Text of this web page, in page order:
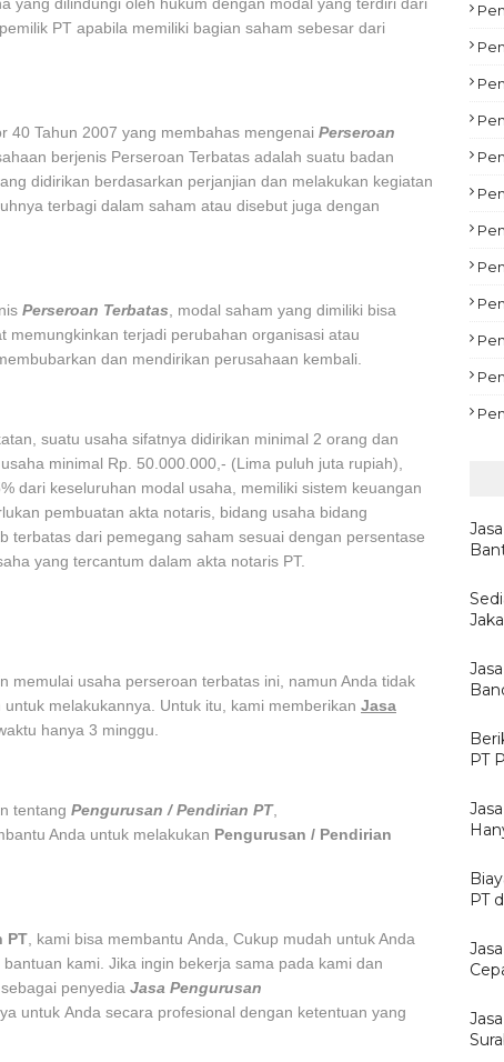
PT apabila memiliki bagian saham sebesar dari
40 Tahun 2007 yang membahas mengenai Perseroan
berjenis Perseroan Terbatas adalah suatu badan
didirikan berdasarkan perjanjian dan melakukan kegiatan
terbagi dalam saham atau disebut juga dengan
Perseroan Terbatas , modal saham yang dimiliki bisa
memungkinkan terjadi perubahan organisasi atau
dan mendirikan perusahaan kembali.
suatu usaha sifatnya didirikan minimal 2 orang dan
minimal Rp. 50.000.000,- (Lima puluh juta rupiah),
dari keseluruhan modal usaha, memiliki sistem keuangan
pembuatan akta notaris, bidang usaha bidang
terbatas dari pemegang saham sesuai dengan persentase
yang tercantum dalam akta notaris PT.
memulai usaha perseroan terbatas ini, namun Anda tidak
melakukannya. Untuk itu, kami memberikan Jasa
hanya 3 minggu.
tentang Pengurusan / Pendirian PT,
Anda untuk melakukan Pengurusan / Pendirian
PT , kami bisa membantu Anda, Cukup mudah untuk Anda
kami. Jika ingin bekerja sama pada kami dan
penyedia Jasa Pengurusan
untuk Anda secara profesional dengan ketentuan yang
PT
PT